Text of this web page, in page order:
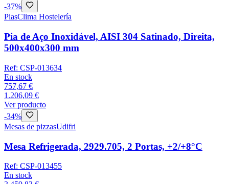
-37%
PiasClima Hostelería
Pia de Aço Inoxidável, AISI 304 Satinado, Direita,
500x400x300 mm
Ref: CSP-013634
En stock
757,67 €
1.206,09 €
Ver producto
-34%
Mesas de pizzasUdifri
Mesa Refrigerada, 2929.705, 2 Portas, +2/+8°C
Ref: CSP-013455
En stock